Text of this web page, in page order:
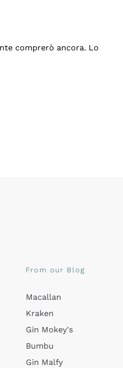
comprerò ancora. Lo
From our Blog
Macallan
Kraken
Gin Mokey's
Bumbu
Gin Malfy